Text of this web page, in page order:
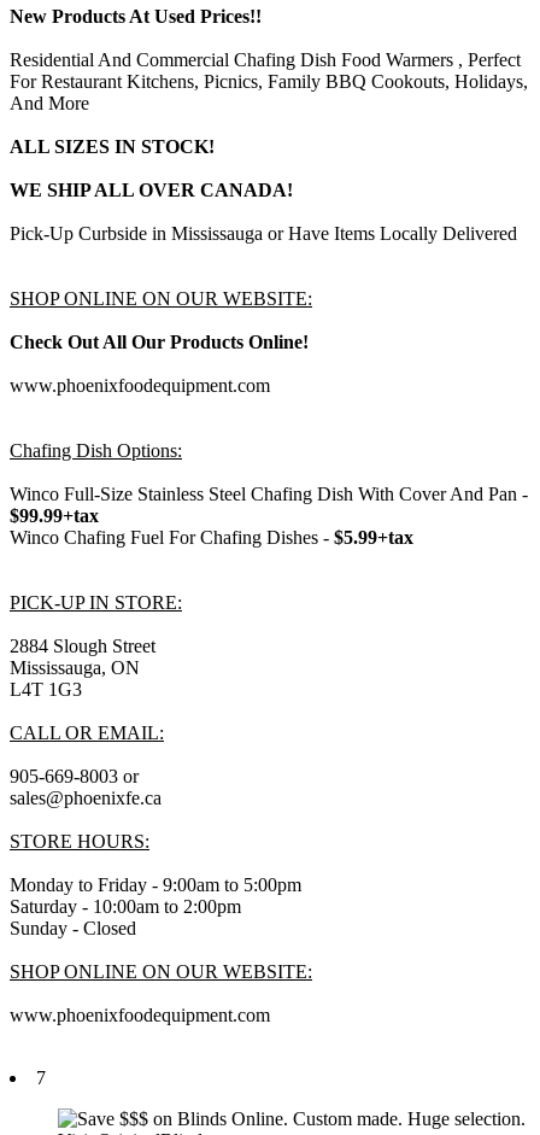
New Products At Used Prices!!
Residential And Commercial Chafing Dish Food Warmers , Perfect
For Restaurant Kitchens, Picnics, Family BBQ Cookouts, Holidays,
And More
ALL SIZES IN STOCK!
WE SHIP ALL OVER CANADA!
Pick-Up Curbside in Mississauga or Have Items Locally Delivered
SHOP ONLINE ON OUR WEBSITE:
Check Out All Our Products Online!
www.phoenixfoodequipment.com
Chafing Dish Options:
Winco Full-Size Stainless Steel Chafing Dish With Cover And Pan -
$99.99+tax
Winco Chafing Fuel For Chafing Dishes - $5.99+tax
PICK-UP IN STORE:
2884 Slough Street
Mississauga, ON
L4T 1G3
CALL OR EMAIL:
905-669-8003 or
sales@phoenixfe.ca
STORE HOURS:
Monday to Friday - 9:00am to 5:00pm
Saturday - 10:00am to 2:00pm
Sunday - Closed
SHOP ONLINE ON OUR WEBSITE:
www.phoenixfoodequipment.com
7